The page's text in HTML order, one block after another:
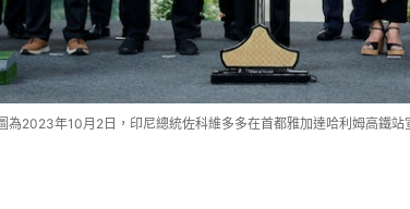
為2023年10月2日，印尼總統佐科維多多在首都雅加達哈利姆高鐵站